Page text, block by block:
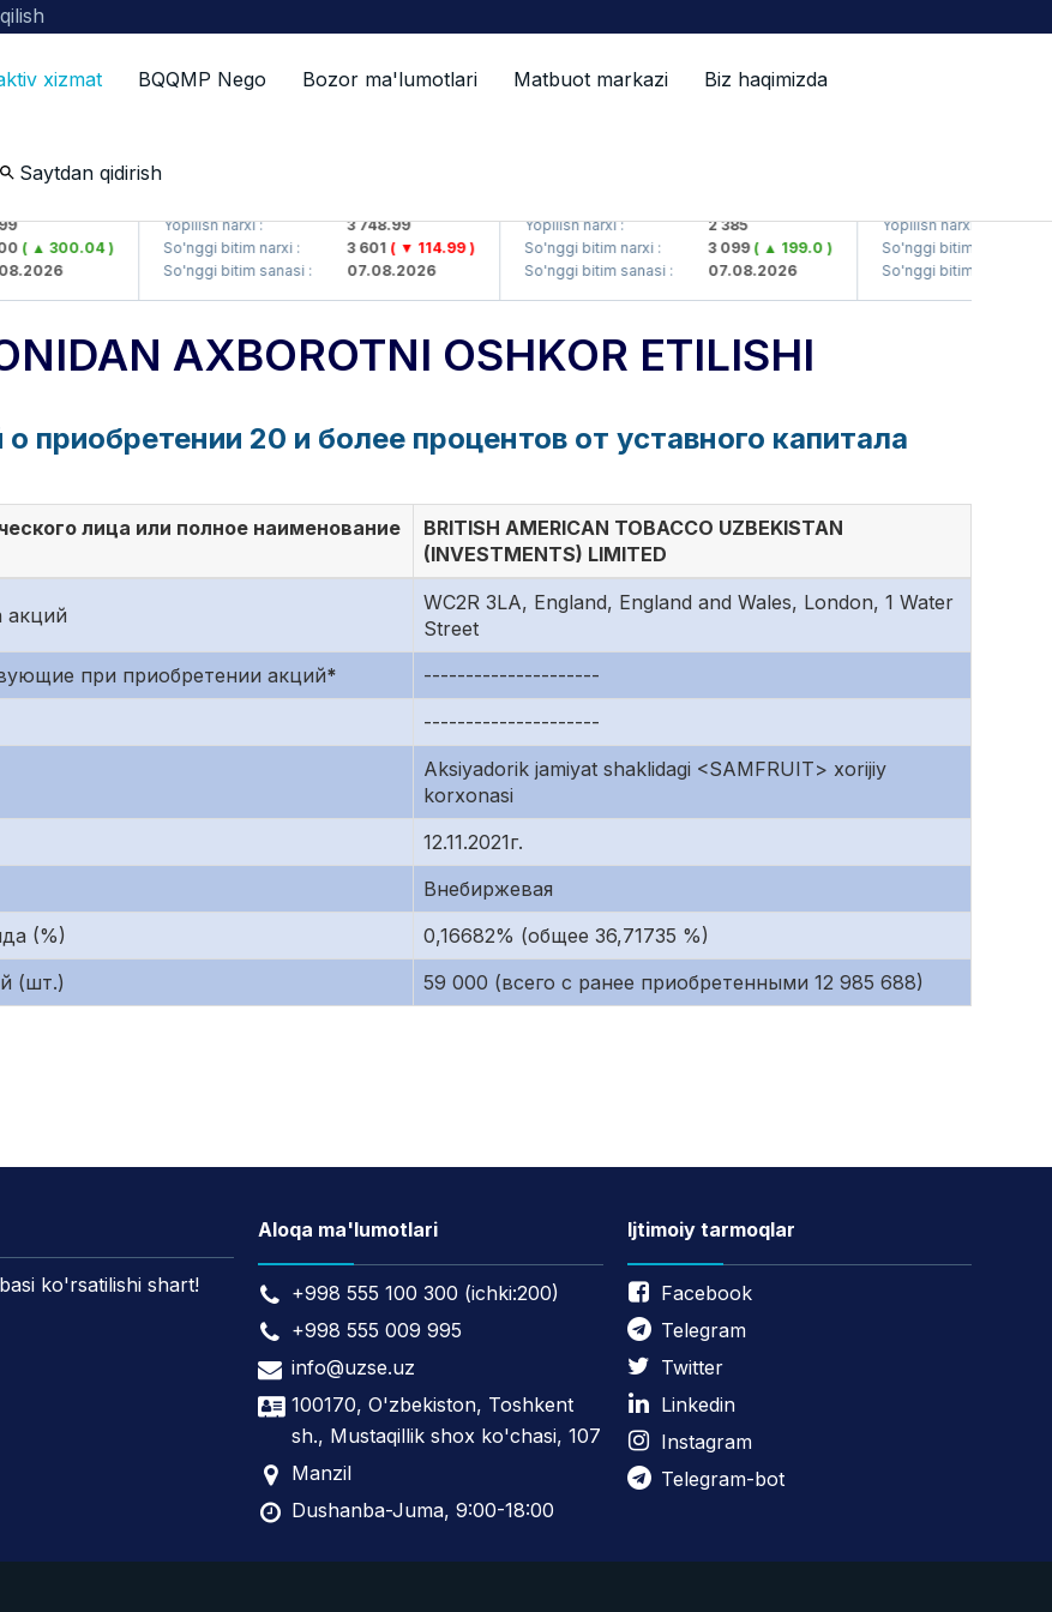
xizmat BQQMP Nego Bozor ma'lumotlari Matbuot markazi Biz haqimizda
Saytdan qidirish
( ▲ 300.04 )
Yopilish narxi :
3 748.99
So'nggi bitim narxi :
3 601( ▼ 114.99 )
So'nggi bitim sanasi :
07.08.2026
Yopilish narxi :
2 385
So'nggi bitim narxi :
3 099( ▲ 199.0 )
So'nggi bitim sanasi :
07.08.2026
Yopilish narxi :
So'nggi bitim narxi :
So'nggi bitim sanasi :
AXBOROTNI OSHKOR ETILISHI
20 и более процентов от уставного капитала
лица или полное наименование
BRITISH AMERICAN TOBACCO UZBEKISTAN
(INVESTMENTS) LIMITED
акций
WC2R 3LA, England, England and Wales, London, 1 Water
Street
при приобретении акций*
---------------------
---------------------
Aksiyadorik jamiyat shaklidagi <SAMFRUIT> xorijiy
korxonasi
12.11.2021г.
Внебиржевая
(%)
0,16682% (общее 36,71735 %)
(шт.)
59 000 (всего с ранее приобретенными 12 985 688)
ko'rsatilishi shart!
Aloqa ma'lumotlari
+998 555 100 300 (ichki:200)
+998 555 009 995
info@uzse.uz
100170, O'zbekiston, Toshkent
sh., Mustaqillik shox ko'chasi, 107
Manzil
Dushanba-Juma, 9:00-18:00
Ijtimoiy tarmoqlar
Facebook
Telegram
Twitter
Linkedin
Instagram
Telegram-bot